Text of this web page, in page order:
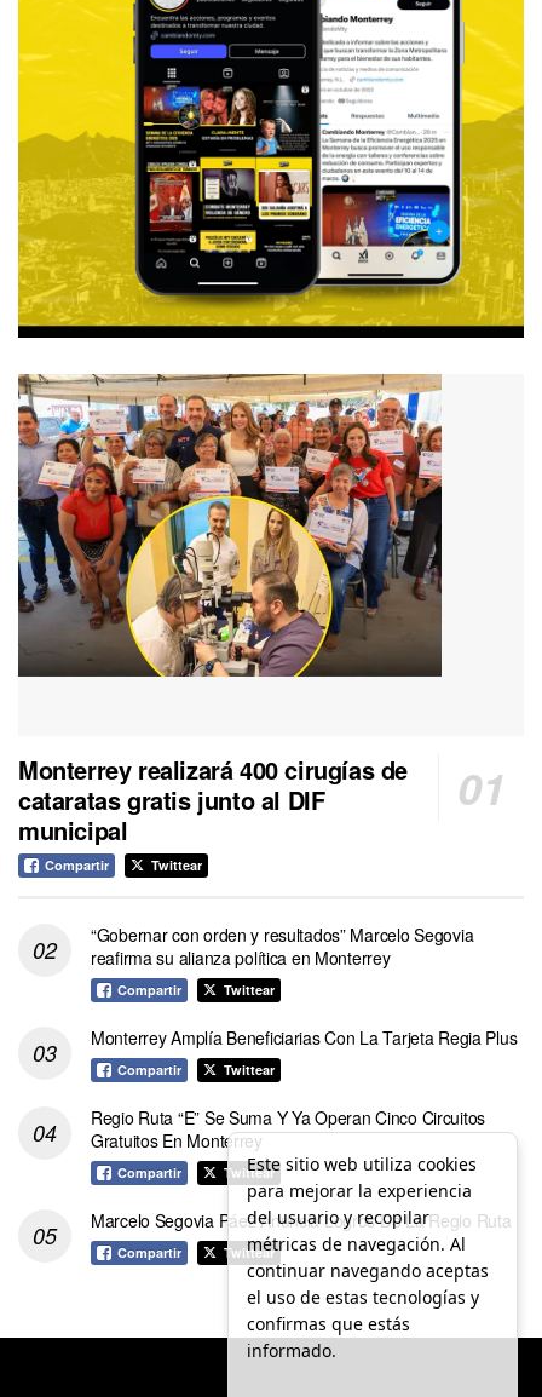
Monterrey realizará 400 cirugías de
cataratas gratis junto al DIF
municipal
Compartir Twittear
“Gobernar con orden y resultados” Marcelo Segovia
reafirma su alianza política en Monterrey
Compartir Twittear
Monterrey Amplía Beneficiarias Con La Tarjeta Regia Plus
Compartir Twittear
Regio Ruta “E” Se Suma Y Ya Operan Cinco Circuitos
Gratuitos En Monterrey
Compartir Twittear
Marcelo Segovia Páez Anuncia Logros De La Regio Ruta
Compartir Twittear
Este sitio web utiliza cookies
para mejorar la experiencia
del usuario y recopilar
métricas de navegación. Al
continuar navegando aceptas
el uso de estas tecnologías y
confirmas que estás
informado.